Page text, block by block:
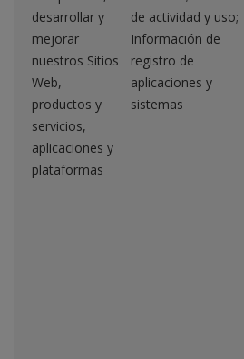
desarrollar y
mejorar
nuestros Sitios
Web,
productos y
servicios,
aplicaciones y
plataformas
de actividad y uso;
Información de
registro de
aplicaciones y
sistemas